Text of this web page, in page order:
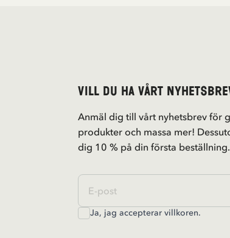
Vill du ha vårt
Anmäl dig till vårt nyhetsbrev för
produkter och massa mer!
dig 10 % på din första beställning.
Ja, jag accepterar villkoren.